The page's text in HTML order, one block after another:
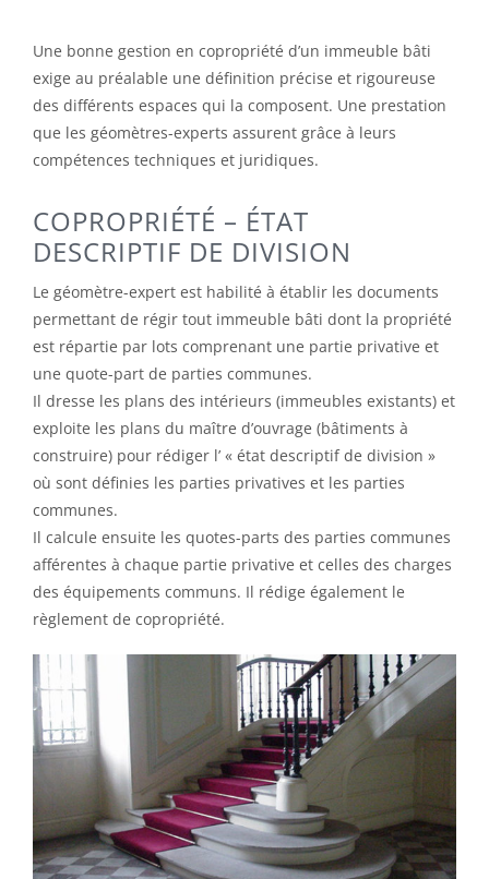
Une bonne gestion en copropriété d’un immeuble bâti
exige au préalable une définition précise et rigoureuse
des différents espaces qui la composent. Une prestation
que les géomètres-experts assurent grâce à leurs
compétences techniques et juridiques.
COPROPRIÉTÉ – ÉTAT
DESCRIPTIF DE DIVISION
Le géomètre-expert est habilité à établir les documents
permettant de régir tout immeuble bâti dont la propriété
est répartie par lots comprenant une partie privative et
une quote-part de parties communes.
Il dresse les plans des intérieurs (immeubles existants) et
exploite les plans du maître d’ouvrage (bâtiments à
construire) pour rédiger l’ « état descriptif de division »
où sont définies les parties privatives et les parties
communes.
Il calcule ensuite les quotes-parts des parties communes
afférentes à chaque partie privative et celles des charges
des équipements communs. Il rédige également le
règlement de copropriété.